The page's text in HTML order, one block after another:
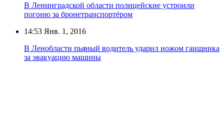
В Ленинградской области полицейские устроили
погоню за бронетранспортёром
14:53 Янв. 1, 2016
В Ленобласти пьяный водитель ударил ножом гаишника
за эвакуацию машины